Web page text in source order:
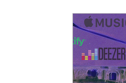
PRÉSENCE EN LIGNE Votre